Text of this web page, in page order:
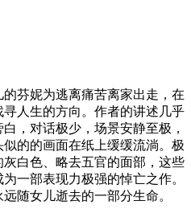
芬妮为逃离痛苦离家出走，在
人生的方向。作者的讲述几乎
，对话极少，场景安静至极，
似的的画面在纸上缓缓流淌。极
白色、略去五官的面部，这些
一部表现力极强的悼亡之作。
随女儿逝去的一部分生命。